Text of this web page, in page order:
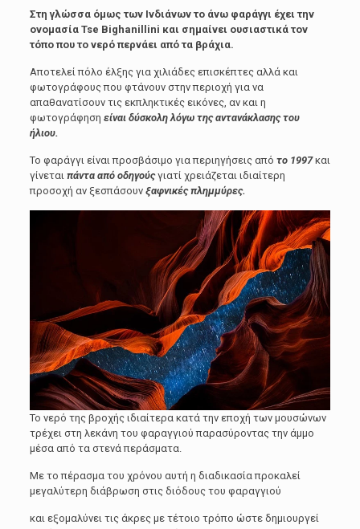
Στη γλώσσα όμως των Ινδιάνων το άνω φαράγγι έχει την
ονομασία Tse Bighanillini και σημαίνει ουσιαστικά τον
τόπο που το νερό περνάει από τα βράχια.
Αποτελεί πόλο έλξης για χιλιάδες επισκέπτες αλλά και
φωτογράφους που φτάνουν στην περιοχή για να
απαθανατίσουν τις εκπληκτικές εικόνες, αν και η
φωτογράφηση είναι δύσκολη λόγω της αντανάκλασης του
ήλιου.
Το φαράγγι είναι προσβάσιμο για περιηγήσεις από το 1997και
γίνεται πάντα από οδηγούςγιατί χρειάζεται ιδιαίτερη
προσοχή αν ξεσπάσουνξαφνικές πλημμύρες.
Το νερό της βροχής ιδιαίτερα κατά την εποχή των μουσώνων
τρέχει στη λεκάνη του φαραγγιού παρασύροντας την άμμο
μέσα από τα στενά περάσματα.
Με το πέρασμα του χρόνου αυτή η διαδικασία προκαλεί
μεγαλύτερη διάβρωση στις διόδους του φαραγγιού
και εξομαλύνει τις άκρες με τέτοιο τρόπο ώστε δημιουργεί